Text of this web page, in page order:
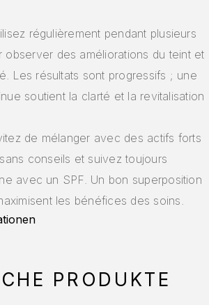
régulièrement pendant plusieurs
observer des améliorations du teint et
Les résultats sont progressifs ; une
soutient la clarté et la revitalisation
de mélanger avec des actifs forts
conseils et suivez toujours
avec un SPF. Un bon superposition
les bénéfices des soins.
PRODUKTE